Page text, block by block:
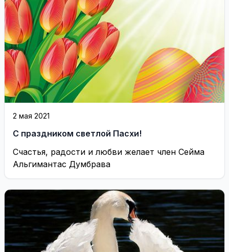
2 мая 2021
С праздником светлой Пасхи!
Счастья, радости и любви желает член Сейма
Альгимантас Думбрава